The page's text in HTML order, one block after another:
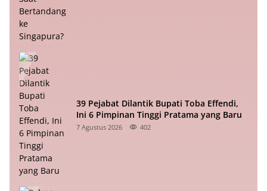
39 Pejabat Dilantik Bupati Toba Effendi,
Ini 6 Pimpinan Tinggi Pratama yang Baru
7 Agustus 2026 402